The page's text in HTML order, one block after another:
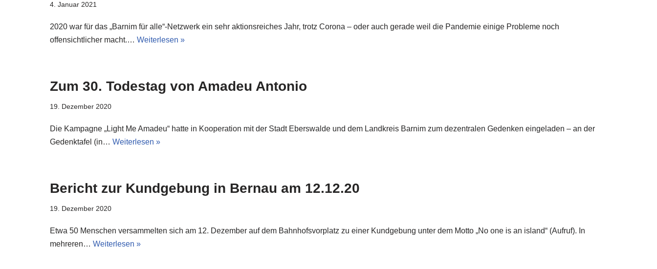
4. Januar 2021
2020 war für das „Barnim für alle“-Netzwerk ein sehr aktionsreiches Jahr, trotz Corona – oder auch gerade weil die Pandemie einige Probleme noch
offensichtlicher macht.… Weiterlesen »
Zum 30. Todestag von Amadeu Antonio
19. Dezember 2020
Die Kampagne „Light Me Amadeu“ hatte in Kooperation mit der Stadt Eberswalde und dem Landkreis Barnim zum dezentralen Gedenken eingeladen – an der
Gedenktafel (in… Weiterlesen »
Bericht zur Kundgebung in Bernau am 12.12.20
19. Dezember 2020
Etwa 50 Menschen versammelten sich am 12. Dezember auf dem Bahnhofsvorplatz zu einer Kundgebung unter dem Motto „No one is an island“ (Aufruf). In
mehreren… Weiterlesen »